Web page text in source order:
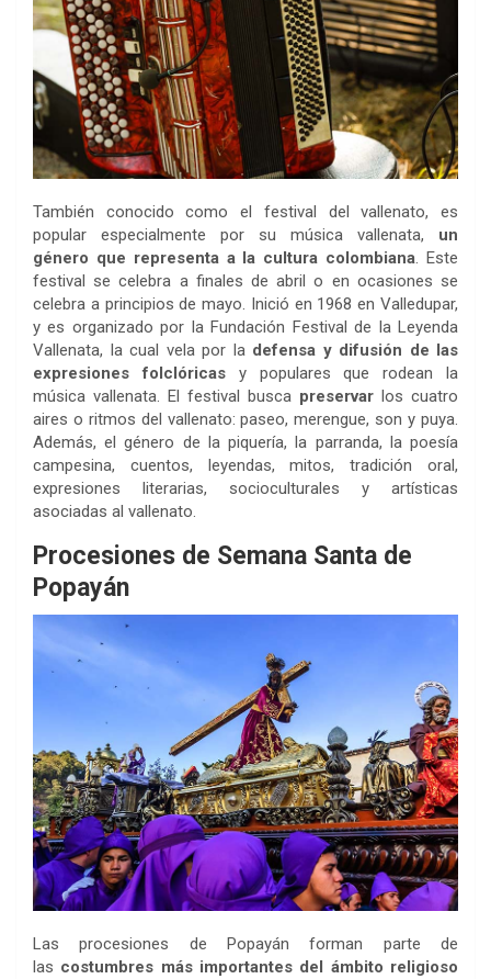
También conocido como el festival del vallenato, es
popular especialmente por su música vallenata, un
género que representa a la cultura colombiana. Este
festival se celebra a finales de abril o en ocasiones se
celebra a principios de mayo. Inició en 1968 en Valledupar,
y es organizado por la Fundación Festival de la Leyenda
Vallenata, la cual vela por la defensa y difusión de las
expresiones folclóricasy populares que rodean la
música vallenata. El festival busca preservar los cuatro
aires o ritmos del vallenato: paseo, merengue, son y puya.
Además, el género de la piquería, la parranda, la poesía
campesina, cuentos, leyendas, mitos, tradición oral,
expresiones literarias, socioculturales y artísticas
asociadas al vallenato.
Procesiones de Semana Santa de
Popayán
Las procesiones de Popayán forman parte de
las costumbres más importantes del ámbito religioso